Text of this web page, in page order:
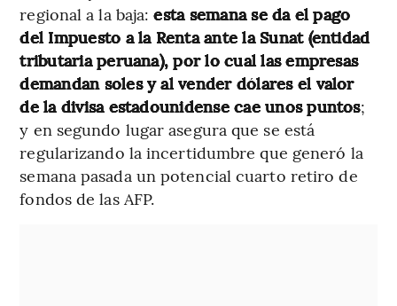
regional a la baja:esta semana se da el pago
del Impuesto a la Renta ante la Sunat (entidad
tributaria peruana), por lo cual las empresas
demandan soles y al vender dólares el valor
de la divisa estadounidense cae unos puntos;
y en segundo lugar asegura que se está
regularizando la incertidumbre que generó la
semana pasada un potencial cuarto retiro de
fondos de las AFP.